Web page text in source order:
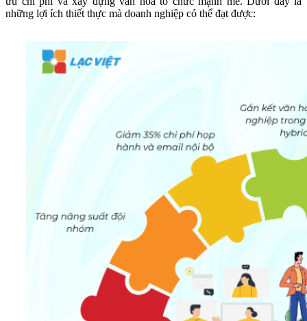
những lợi ích thiết thực mà doanh nghiệp có thể đạt được: